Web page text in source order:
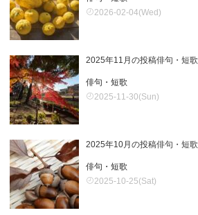
2026-02-04(Wed)
2025年11月の投稿俳句・短歌
俳句・短歌
2025-11-30(Sun)
2025年10月の投稿俳句・短歌
俳句・短歌
2025-10-25(Sat)